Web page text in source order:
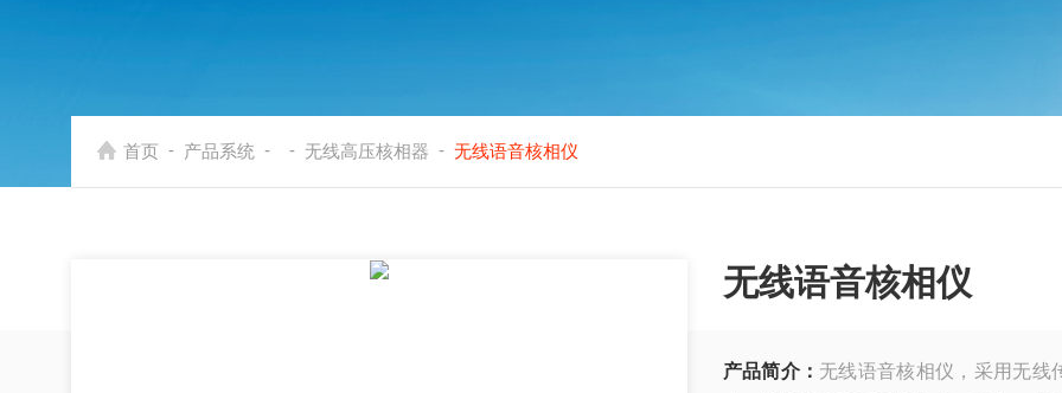
首页 - 产品系统 - - 无线高压核相器 - 无线语音核相仪
无线语音核相仪
产品简介： 无线语音核相仪，采用无线